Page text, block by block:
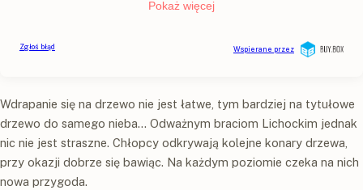
Wdrapanie się na drzewo nie jest łatwe, tym bardziej na tytułowe
drzewo do samego nieba... Odważnym braciom Lichockim jednak
nic nie jest straszne. Chłopcy odkrywają kolejne konary drzewa,
przy okazji dobrze się bawiąc. Na każdym poziomie czeka na nich
nowa przygoda.